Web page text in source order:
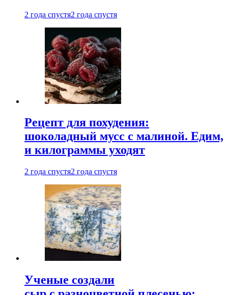
2 года спустя2 года спустя
Рецепт для похудения:
шоколадный мусс с малиной. Едим,
и килограммы уходят
2 года спустя2 года спустя
Ученые создали